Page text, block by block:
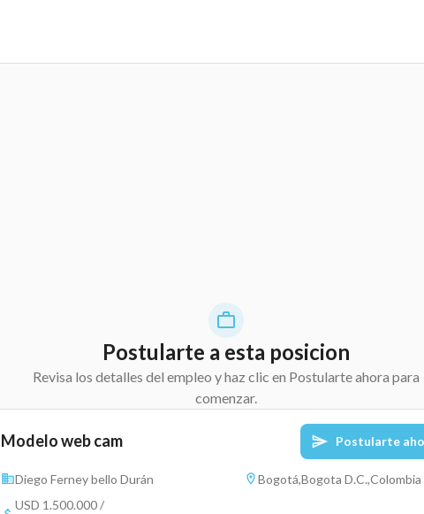
Postularte a esta posicion
Revisa los detalles del empleo y haz clic en Postularte ahora para
comenzar.
Modelo web cam Postularte
Diego Ferney bello Durán
Bogotá,Bogota D.C.,Colombia
USD 1.500.000 /